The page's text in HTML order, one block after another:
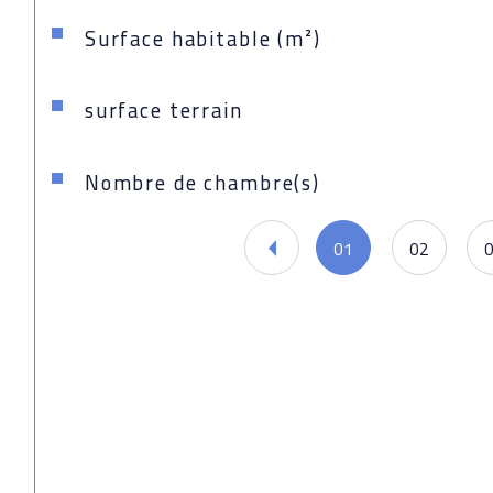
Surface habitable (m²)
surface terrain
Nombre de chambre(s)
01 02